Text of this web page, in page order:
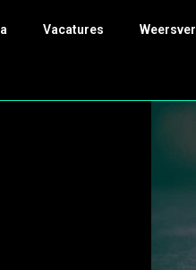
Vacatures